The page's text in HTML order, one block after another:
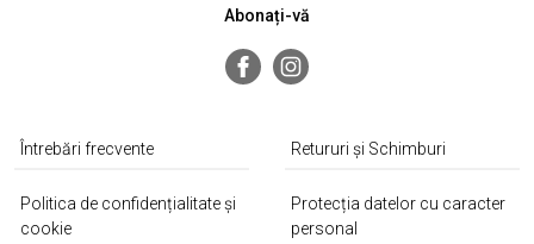
Întrebări frecvente Retururi și Schimburi
Politica de confidențialitate și
cookie
Protecția datelor cu caracter
personal
Abonați-vă